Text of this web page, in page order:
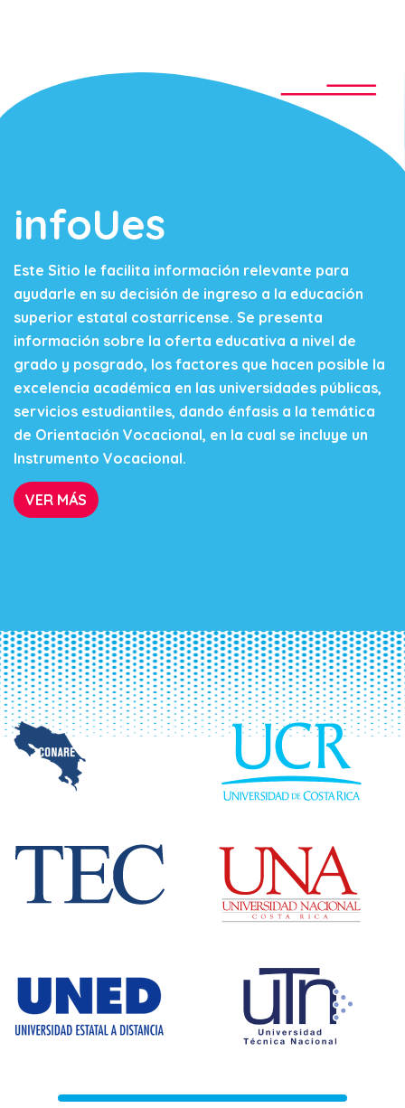
infoUes
Este Sitio le facilita información relevante para
ayudarle en su decisión de ingreso a la educación
superior estatal costarricense. Se presenta
información sobre la oferta educativa a nivel de
grado y posgrado, los factores que hacen posible la
excelencia académica en las universidades públicas,
servicios estudiantiles, dando énfasis a la temática
de Orientación Vocacional, en la cual se incluye un
Instrumento Vocacional.
VER MÁS